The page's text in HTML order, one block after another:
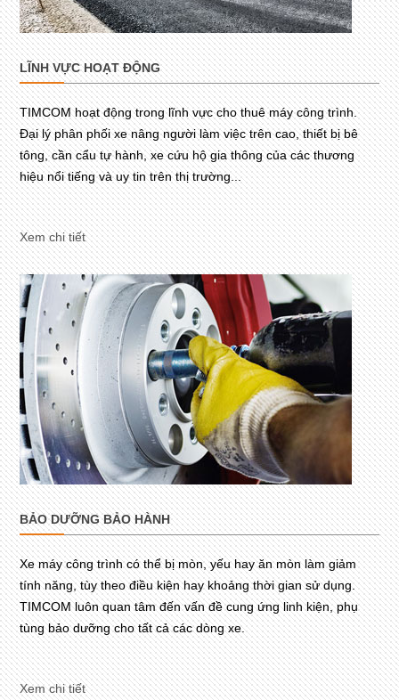
LĨNH VỰC HOẠT ĐỘNG
TIMCOM hoạt động trong lĩnh vực cho thuê máy công trình.
Đại lý phân phối xe nâng người làm việc trên cao, thiết bị bê
tông, cần cẩu tự hành, xe cứu hộ gia thông của các thương
hiệu nổi tiếng và uy tin trên thị trường...
Xem chi tiết
BẢO DƯỠNG BẢO HÀNH
Xe máy công trình có thể bị mòn, yếu hay ăn mòn làm giảm
tính năng, tùy theo điều kiện hay khoảng thời gian sử dụng.
TIMCOM luôn quan tâm đến vấn đề cung ứng linh kiện, phụ
tùng bảo dưỡng cho tất cả các dòng xe.
Xem chi tiết